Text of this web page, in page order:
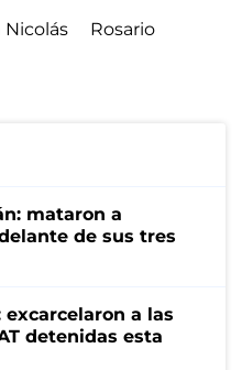
Nicolás
Rosario
mataron a
de sus tres
a las
detenidas esta